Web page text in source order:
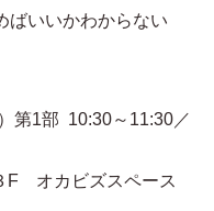
ばいいかわからない
1部 10:30～11:30／
カビズスペース